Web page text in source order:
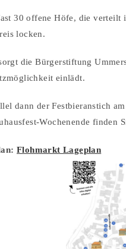
30 offene Höfe, die
locken.
die Bürgerstiftung
einlädt.
dann der Festbieranstich
Wochenende finden
Flohmarkt Lageplan